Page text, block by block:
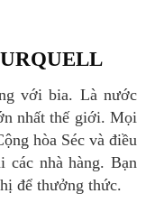
URQUELL
nhất thế giới. Mọi
hòa Séc và điều
các nhà hàng. Bạn
để thưởng thức.